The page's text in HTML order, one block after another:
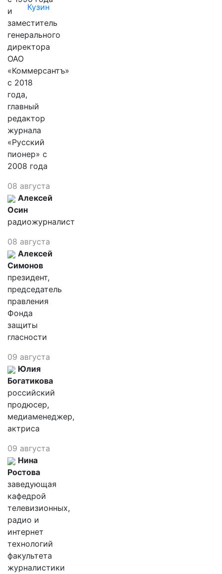
Кузин
и
заместитель
генерального
директора
ОАО
«Коммерсантъ»
с 2018
года,
главный
редактор
журнала
«Русский
пионер» с
2008 года
08 августа
Алексей
Осин
радиожурналист
08 августа
Алексей
Симонов
президент,
председатель
правления
Фонда
защиты
гласности
09 августа
Юлия
Богатикова
российский
продюсер,
медиаменеджер,
актриса
09 августа
Нина
Ростова
заведующая
кафедрой
телевизионных,
радио и
интернет
технологий
факультета
журналистики